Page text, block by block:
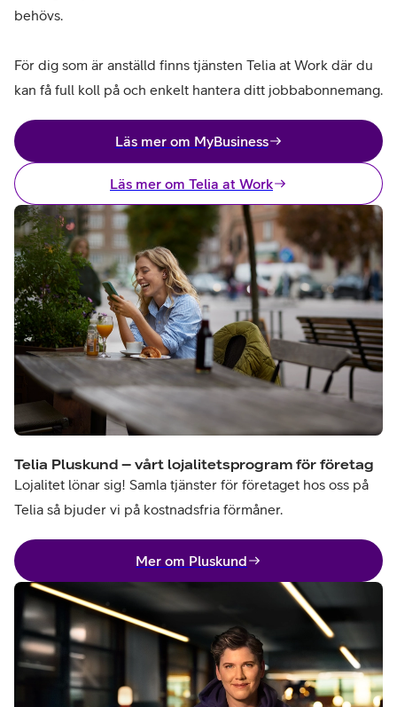
behövs.
För dig som är anställd finns tjänsten Telia at Work där du
kan få full koll på och enkelt hantera ditt jobbabonnemang.
Läs mer om MyBusiness
Läs mer om Telia at Work
Telia Pluskund – vårt lojalitetsprogram för företag
Lojalitet lönar sig! Samla tjänster för företaget hos oss på
Telia så bjuder vi på kostnadsfria förmåner.
Mer om Pluskund